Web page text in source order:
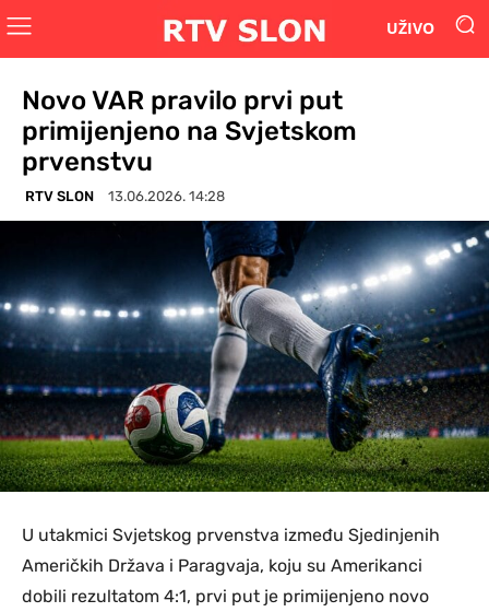
UŽIVO
Novo VAR pravilo prvi put
primijenjeno na Svjetskom
prvenstvu
RTV SLON 13.06.2026. 14:28
U utakmici Svjetskog prvenstva između Sjedinjenih
Američkih Država i Paragvaja, koju su Amerikanci
dobili rezultatom 4:1, prvi put je primijenjeno novo